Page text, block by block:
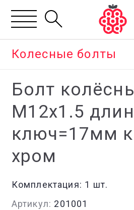
Колесные болты
Болт
М12x1.5
ключ=17мм
хром
Комплектация: 1 шт.
Артикул: 201001